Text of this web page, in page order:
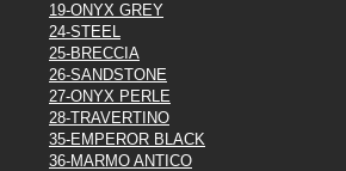
19-ONYX GREY
24-STEEL
25-BRECCIA
26-SANDSTONE
27-ONYX PERLE
28-TRAVERTINO
35-EMPEROR BLACK
36-MARMO ANTICO